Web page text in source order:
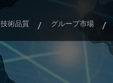
技術品質 グループ市場